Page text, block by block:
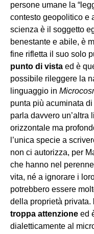
persone umane la
contesto geopolitico e
scienza è il soggetto
benestante e abile, è
fine rifletta il suo solo
punto di vista ed è
possibile rileggere la
linguaggio in
punta più acuminata
parla davvero
orizzontale ma
l’unica specie a
non ci autorizza, per
che hanno nel
vita, né a ignorare i
potrebbero essere
della proprietà privata.
troppa attenzione ed
dialetticamente al